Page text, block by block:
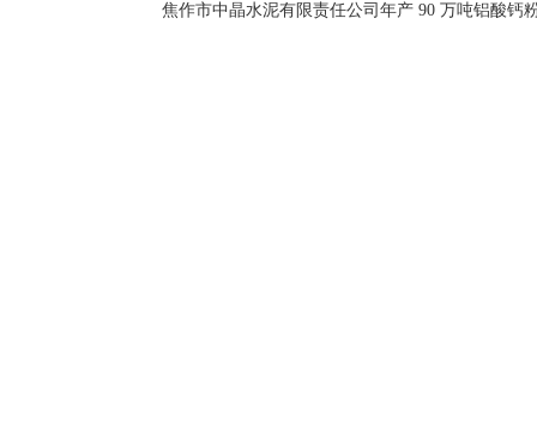
焦作市中晶水泥有限责任公司年产 90 万吨铝酸钙